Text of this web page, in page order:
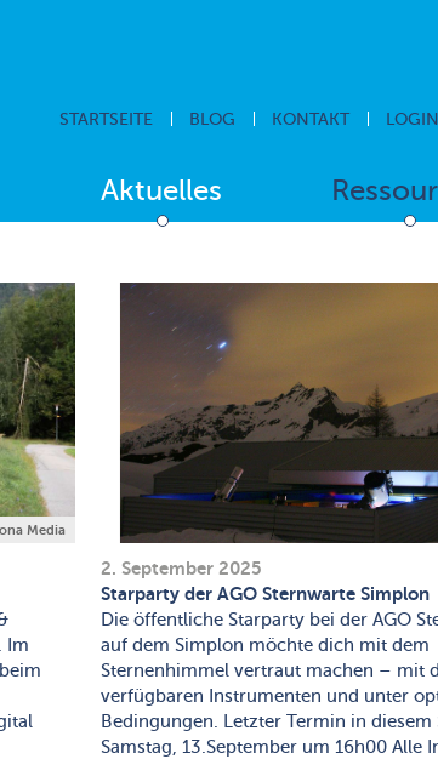
LOGIN
STARTSEITE BLOG KONTAKT
Aktuelles
Media
Im
2. September 2025
Starparty der AGO Sternwarte Simplon
Die öffentliche Starparty bei der AGO
auf dem Simplon möchte dich mit dem
Sternenhimmel vertraut machen – mit
verfügbaren Instrumenten und unter
Bedingungen. Letzter Termin in diesem
Samstag, 13.September um 16h00 Alle